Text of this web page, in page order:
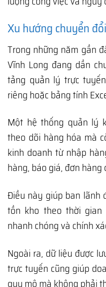
Xu hướng chuyển
Trong những năm gần
Vĩnh Long đang dần
tảng quản lý trực
riêng hoặc bảng tính
Một hệ thống quản lý
theo dõi hàng hóa mà
kinh doanh từ nhập
hàng, báo giá, đơn hàng
Điều này giúp ban lãnh
tồn kho theo thời
nhanh chóng và chính
Ngoài ra, dữ liệu được
trực tuyến cũng giúp
quy mô mà không phải